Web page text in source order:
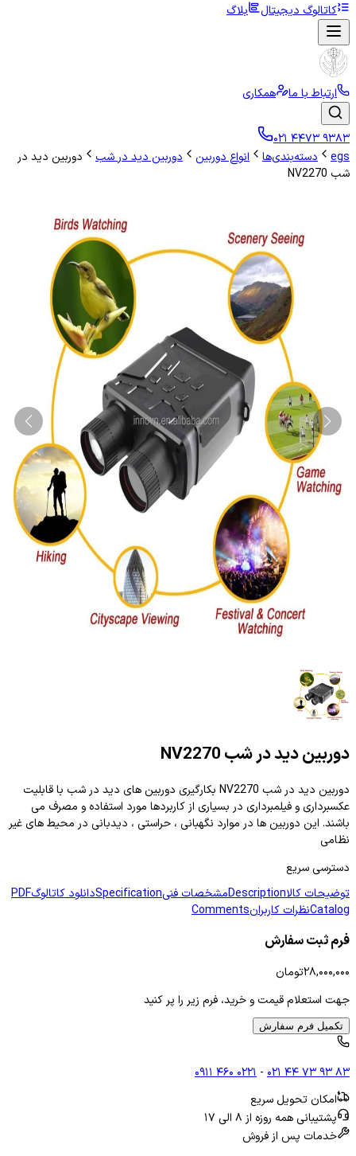
کاتالوگ دیجیتال
بلاگ
ارتباط با ما همکاری
۰۲۱ ۴۴۷۳ ۹۳۸۳
egs
دسته‌بندی‌ها انواع دوربین دوربین دید در شب
دوربین دید در
شب NV2270
دوربین دید در شب NV2270
دوربین دید در شب NV2270 بکارگیری دوربین های دید در شب با قابلیت
عکسبرداری و فیلمبرداری در بسیاری از کاربردها مورد استفاده و مصرف می
باشند. این دوربین ها در موارد نگهبانی ، حراستی ، دیدبانی در محیط های غیر
نظامی
دسترسی سریع
توضیحات کالاDescriptionمشخصات فنیSpecificationدانلود کاتالوگPDF
Catalogنظرات کاربرانComments
فرم ثبت سفارش
۲۸,۰۰۰,۰۰۰تومان
جهت استعلام قیمت و خرید، فرم زیر را پر کنید
تکمیل فرم سفارش
۰۲۱ ۴۴ ۷۳ ۹۳ ۸۳ - ۰۹۱۱ ۴۶۰ ۰۲۲۱
امکان تحویل سریع
پشتیبانی همه روزه از ۸ الی ۱۷
خدمات پس از فروش